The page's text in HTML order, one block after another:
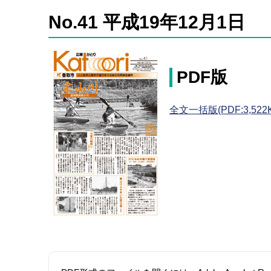
No.41 平成19年12月1日
PDF版
全文一括版